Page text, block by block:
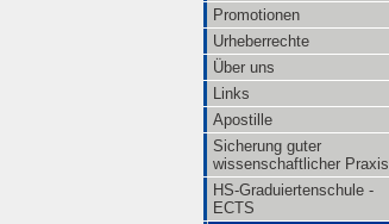
Promotionen
Urheberrechte
Über uns
Links
Apostille
Sicherung guter
wissenschaftlicher Praxis
HS-Graduiertenschule -
ECTS